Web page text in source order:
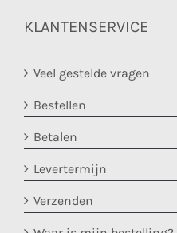
KLANTENSERVICE
Veel gestelde vragen
Bestellen
Betalen
Levertermijn
Verzenden